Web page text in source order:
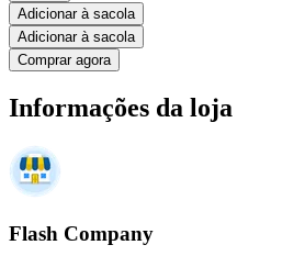
Adicionar à sacola
Adicionar à sacola
Comprar agora
Informações da loja
Flash Company